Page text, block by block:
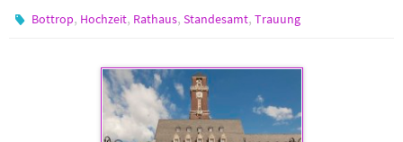
Bottrop, Hochzeit, Rathaus,Standesamt,Trauung